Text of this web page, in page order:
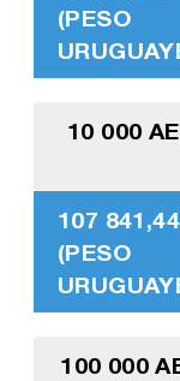
(PESO
10 000
107
(PESO
100 000